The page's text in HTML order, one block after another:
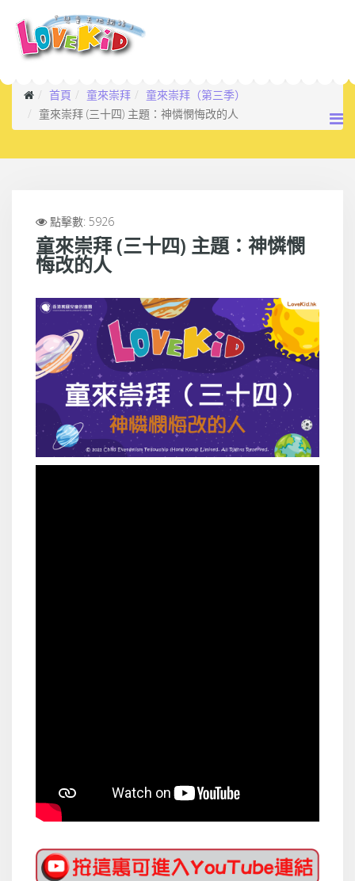
首頁 童來崇拜
童來崇拜（第三季）
童來崇拜 (三十四) 主題：神憐憫悔改的人
點擊數: 5926
童來崇拜 (三十四) 主題：神憐憫
悔改的人